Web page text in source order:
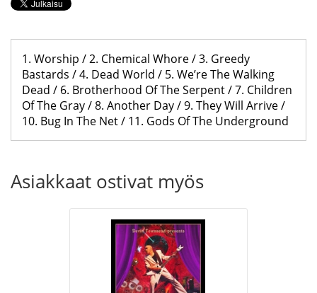
1. Worship / 2. Chemical Whore / 3. Greedy
Bastards / 4. Dead World / 5. We’re The Walking
Dead / 6. Brotherhood Of The Serpent / 7. Children
Of The Gray / 8. Another Day / 9. They Will Arrive /
10. Bug In The Net / 11. Gods Of The Underground
Asiakkaat ostivat myös